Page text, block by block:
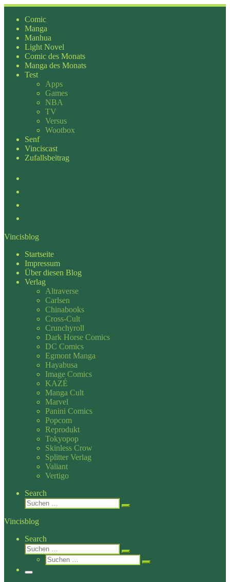
Zum
Inhalt
springen
Comic
Manga
Manhua
Light Novel
Comic des Monats
Manga des Monats
Test
Apps
Games
NBA
TV
Versus
Wootbox
Senf
Vinciscast
Zufallsbeitrag
Vincisblog
Startseite
Impressum
Über diesen Blog
Verlag
Altraverse
Carlsen
Chinabooks
Cross-Cult
Crunchyroll
Dark Horse Comics
DC Comics
Egmont Manga
Hayabusa
Image Comics
KAZÉ
Manga Cult
Marvel
Panini Comics
Popcom
Reprodukt
Tokyopop
Skinless Crow
Splitter Verlag
Valiant
Vertigo
Search
Suche
Suchen …
Vincisblog
Search
Suche
Suchen …
Suche
Suchen …
Menü